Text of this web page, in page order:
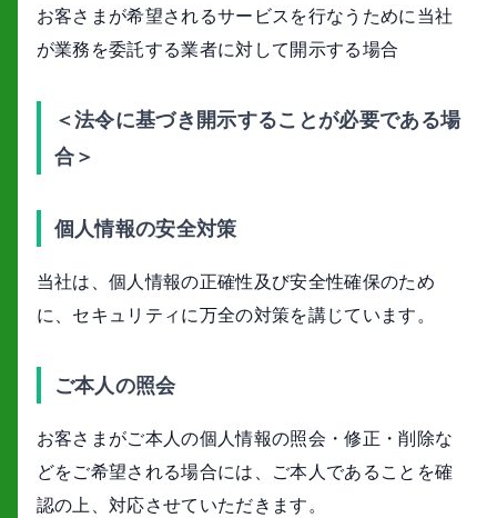
お客さまが希望されるサービスを行なうために当社
が業務を委託する業者に対して開示する場合
＜法令に基づき開示することが必要である場
合＞
個人情報の安全対策
当社は、個人情報の正確性及び安全性確保のため
に、セキュリティに万全の対策を講じています。
ご本人の照会
お客さまがご本人の個人情報の照会・修正・削除な
どをご希望される場合には、ご本人であることを確
認の上、対応させていただきます。